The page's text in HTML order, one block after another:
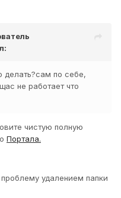
делать?сам по себе,
не работает что
чистую полную
Портала.
удалением папки